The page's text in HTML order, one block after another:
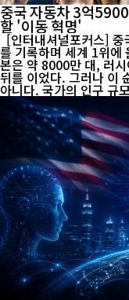
중국 자동차 3억
할 '이동 혁명'
[인터내셔널포커스] 중
를 기록하며 세계 1위에
본은 약 8000만 대, 러
뒤를 이었다. 그러나 이
아니다. 국가의 인구 규